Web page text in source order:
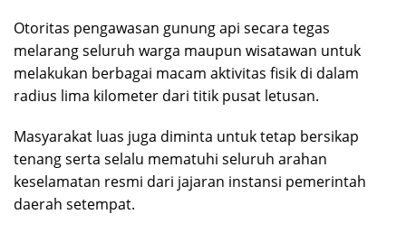
Otoritas pengawasan gunung api secara tegas
melarang seluruh warga maupun wisatawan untuk
melakukan berbagai macam aktivitas fisik di dalam
radius lima kilometer dari titik pusat letusan.
Masyarakat luas juga diminta untuk tetap bersikap
tenang serta selalu mematuhi seluruh arahan
keselamatan resmi dari jajaran instansi pemerintah
daerah setempat.